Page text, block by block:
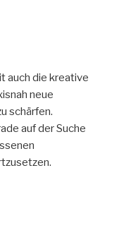
auch die kreative
neue
schärfen.
auf der Suche